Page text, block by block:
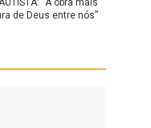
“A obra mais
de Deus entre nós”